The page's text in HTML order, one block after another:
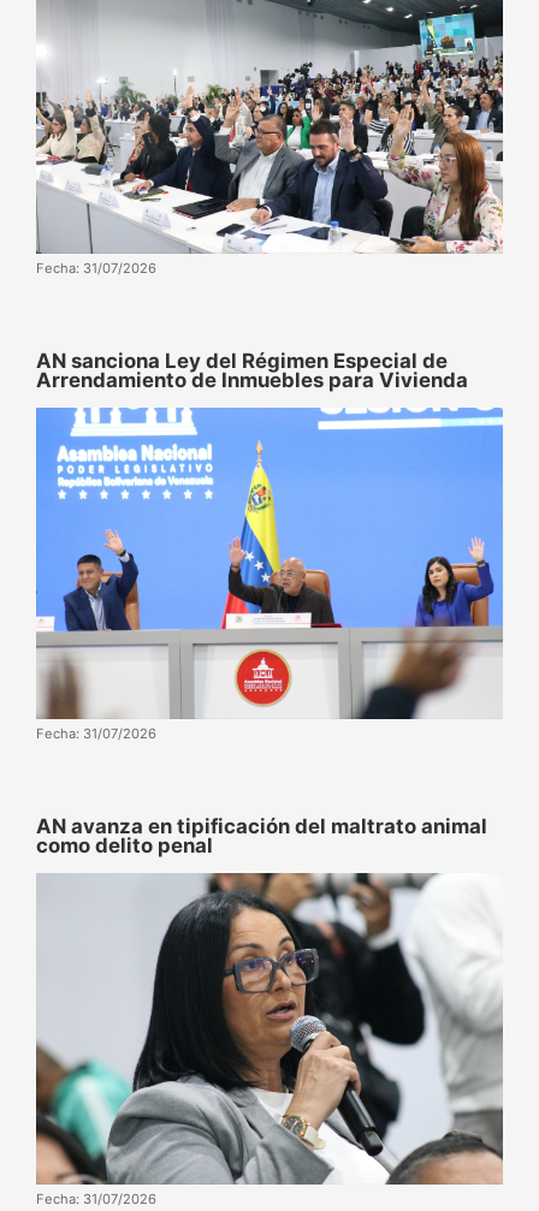
Fecha: 31/07/2026
AN sanciona Ley del Régimen Especial de
Arrendamiento de Inmuebles para Vivienda
Fecha: 31/07/2026
AN avanza en tipificación del maltrato animal
como delito penal
Fecha: 31/07/2026